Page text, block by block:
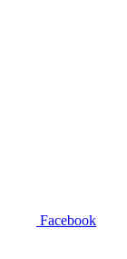
Facebook